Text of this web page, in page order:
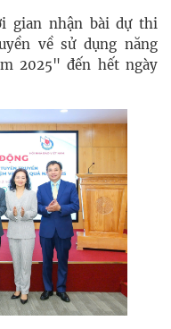
gian nhận bài dự thi
về sử dụng năng
2025" đến hết ngày